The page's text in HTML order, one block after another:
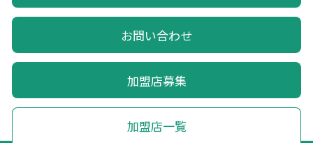
キュンちゃんオンラインショップ
旅のテーマで探す
加盟店一覧
お問い合わせ
加盟店募集